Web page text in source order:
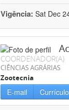
Vigência: Sat Dec
COORDENADOR(A)
CIÊNCIAS AGRÁRIAS
Zootecnia
E-mail Currículo